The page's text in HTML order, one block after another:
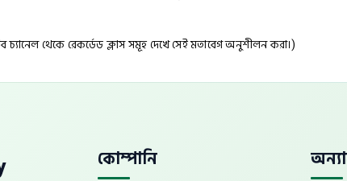
থেকে রেকর্ডেড ক্লাস সমূহ দেখে সেই মতাবেগ অনুশীলন করা।)
কোম্পানি